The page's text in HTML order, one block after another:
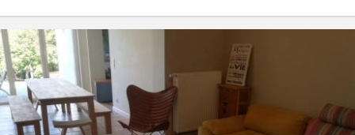
租期:
住房登记: